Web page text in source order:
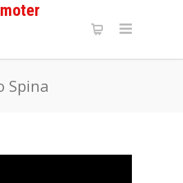
Spina